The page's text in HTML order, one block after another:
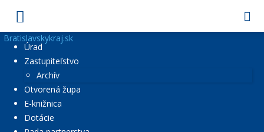
Bratislavskykraj.sk
Úrad
Zastupiteľstvo
Archív
Otvorená župa
E-knižnica
Dotácie